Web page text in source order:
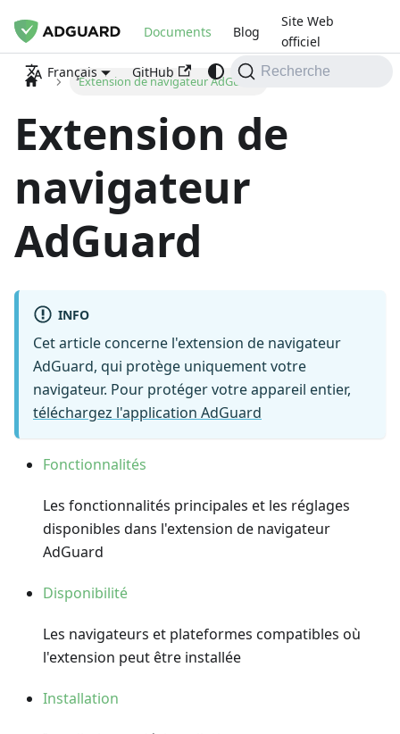
Documents Blog
Site Web
officiel
Français
GitHub Recherche
Extension de navigateur AdGuard
Extension de
navigateur
AdGuard
INFO
Cet article concerne l'extension de navigateur
AdGuard, qui protège uniquement votre
navigateur. Pour protéger votre appareil entier,
téléchargez l'application AdGuard
Fonctionnalités
Les fonctionnalités principales et les réglages
disponibles dans l'extension de navigateur
AdGuard
Disponibilité
Les navigateurs et plateformes compatibles où
l'extension peut être installée
Installation